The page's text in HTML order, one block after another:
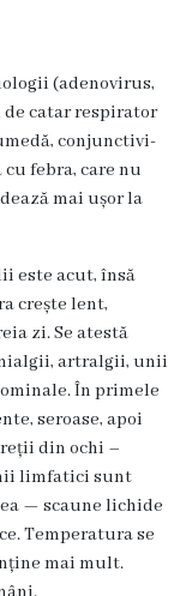
(adenovirus,
catar respirator
conjunctivi-
febra, care nu
mai ușor la
este acut, însă
crește lent,
zi. Se atestă
artralgii, unii
În primele
seroase, apoi
din ochi –
limfatici sunt
— scaune lichide
Temperatura se
mai mult.